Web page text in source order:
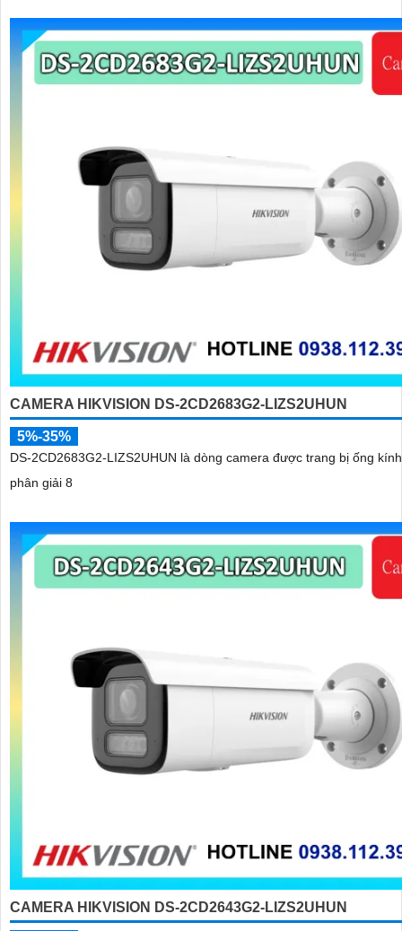
CAMERA HIKVISION DS-2CD2683G2-LIZS2UHUN
5%-35%
DS-2CD2683G2-LIZS2UHUN là dòng camera được trang bị ống
phân giải 8
CAMERA HIKVISION DS-2CD2643G2-LIZS2UHUN